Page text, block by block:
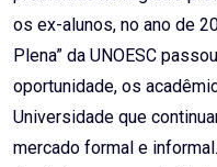
os ex-alunos, no ano de
Plena” da UNOESC
oportunidade, os
Universidade que
mercado formal e